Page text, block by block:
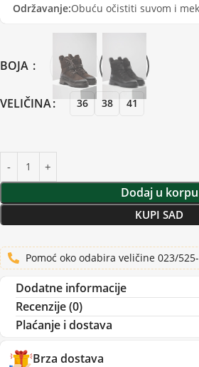
Održavanje:Obuću očistiti suvom i
BOJA
VELIČINA 36 38 41
Dodaj u korpu
KUPI SAD
Pomoć oko odabira veličine 023/
Dodatne informacije
Recenzije (0)
Plaćanje i dostava
Brza dostava